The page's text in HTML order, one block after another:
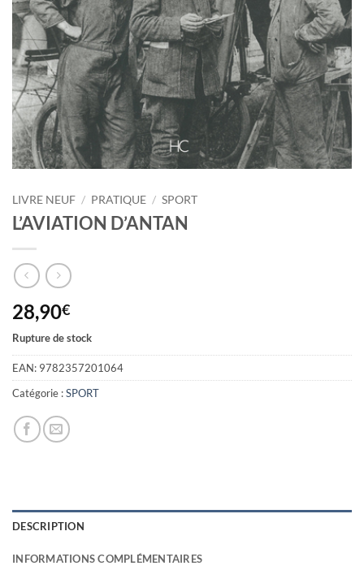
LIVRE NEUF / PRATIQUE / SPORT
L’AVIATION D’ANTAN
28,90€
Rupture de stock
EAN: 9782357201064
Catégorie :SPORT
DESCRIPTION
INFORMATIONS COMPLÉMENTAIRES